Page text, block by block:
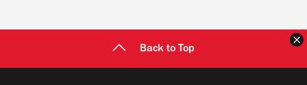
Back to Top